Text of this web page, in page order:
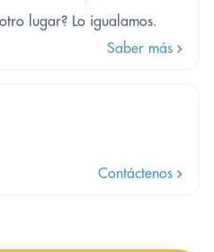
lugar? Lo igualamos.
Saber más
Contáctenos